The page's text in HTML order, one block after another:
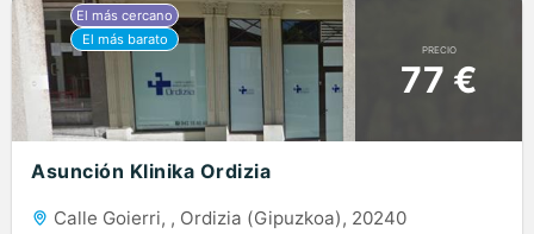
PRECIO
77 €
Asunción Klinika Ordizia
Calle Goierri, , Ordizia (Gipuzkoa), 20240